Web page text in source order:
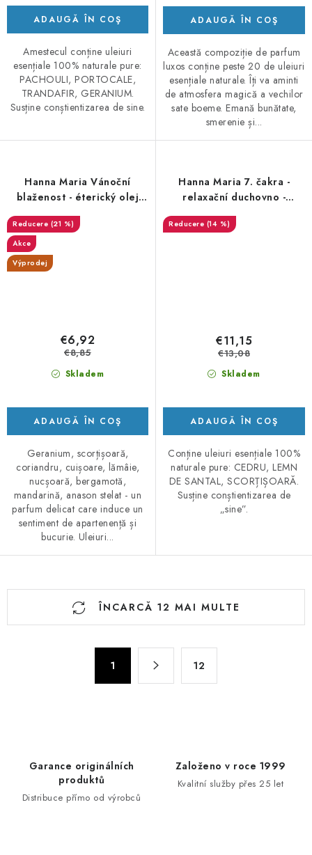
ADAUGĂ ÎN COŞ
Amestecul conține uleiuri
esențiale 100% naturale pure:
PACHOULI, PORTOCALE,
TRANDAFIR, GERANIUM.
Susține conștientizarea de sine.
ADAUGĂ ÎN COŞ
Această compoziție de parfum
luxos conține peste 20 de uleiuri
esențiale naturale. Îți va aminti
de atmosfera magică a vechilor
sate boeme. Emană bunătate,
smerenie și...
Hanna Maria Vánoční
blaženost - éterický olej
10ml - DMS 11/26
(21 %)
Akce
Výprodej
Skladem
€6,92
€8,85
ADAUGĂ ÎN COŞ
Geranium, scorțișoară,
coriandru, cuișoare, lămâie,
nucșoară, bergamotă,
mandarină, anason stelat - un
parfum delicat care induce un
sentiment de apartenență și
bucurie. Uleiuri...
Hanna Maria 7. čakra -
relaxační duchovno -
éterický olej 10ml - DMS
10/26
(14 %)
Skladem
€11,15
€13,08
ADAUGĂ ÎN COŞ
Conține uleiuri esențiale 100%
naturale pure: CEDRU, LEMN
DE SANTAL, SCORȚIȘOARĂ.
Susține conștientizarea de
„sine”.
C
ÎNCARCĂ 12 MAI MULTE
1 12
Garance originálních
produktů
Distribuce přímo od výrobců
Založeno v roce 1999
Kvalitní služby přes 25 let